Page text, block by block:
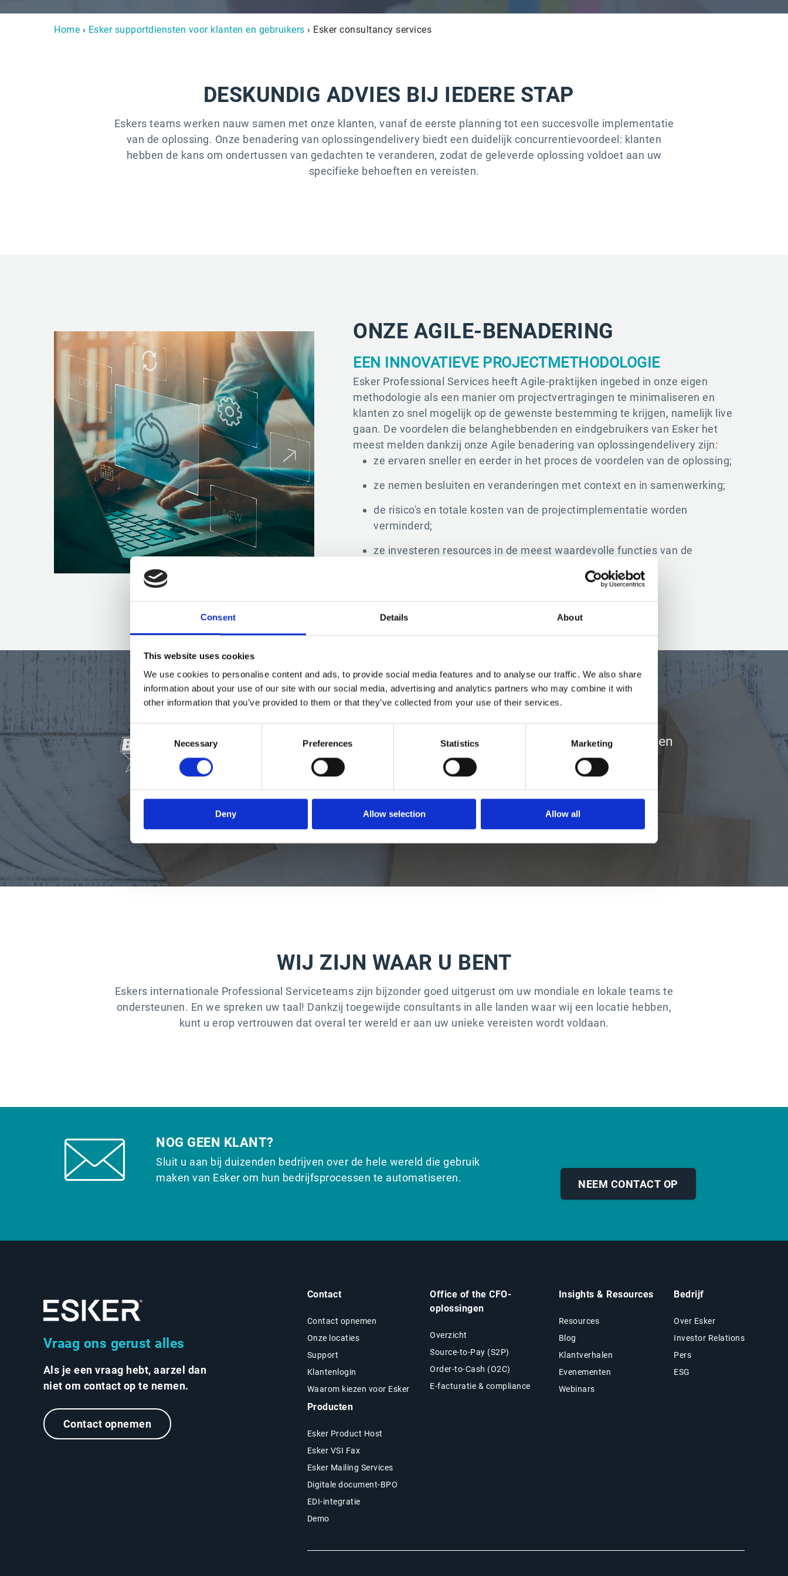
Consent Details About
This website uses cookies
We use cookies to personalise content and ads, to provide social media features and to analyse our traffic. We also share
information about your use of our site with our social media, advertising and analytics partners who may combine it with
other information that you’ve provided to them or that they’ve collected from your use of their services.
Consent
Necessary Preferences Statistics Marketing
Deny Allow selection Allow all
Home › Esker supportdiensten voor klanten en gebruikers › Esker consultancy services
DESKUNDIG ADVIES BIJ IEDERE STAP
Eskers teams werken nauw samen met onze klanten, vanaf de eerste planning tot een succesvolle implementatie
van de oplossing. Onze benadering van oplossingendelivery biedt een duidelijk concurrentievoordeel: klanten
hebben de kans om ondertussen van gedachten te veranderen, zodat de geleverde oplossing voldoet aan uw
specifieke behoeften en vereisten.
ONZE AGILE-BENADERING
EEN INNOVATIEVE PROJECTMETHODOLOGIE
Esker Professional Services heeft Agile-praktijken ingebed in onze eigen
methodologie als een manier om projectvertragingen te minimaliseren en
klanten zo snel mogelijk op de gewenste bestemming te krijgen, namelijk live
gaan. De voordelen die belanghebbenden en eindgebruikers van Esker het
meest melden dankzij onze Agile benadering van oplossingendelivery zijn:
ze ervaren sneller en eerder in het proces de voordelen van de oplossing;
ze nemen besluiten en veranderingen met context en in samenwerking;
de risico's en totale kosten van de projectimplementatie worden
verminderd;
ze investeren resources in de meest waardevolle functies van de
“Ik kan niet genoeg vertellen over Eskers Professional
Serviceteam, we bereikten ROI in slechts drie maanden! Ze leken
te weten waar de valkuilen zaten voordat we er nog maar aan
toe kwamen.”​
Lees het volledige verhaal >
WIJ ZIJN WAAR U BENT
Eskers internationale Professional Serviceteams zijn bijzonder goed uitgerust om uw mondiale en lokale teams te
ondersteunen. En we spreken uw taal! Dankzij toegewijde consultants in alle landen waar wij een locatie hebben,
kunt u erop vertrouwen dat overal ter wereld er aan uw unieke vereisten wordt voldaan.
NOG GEEN KLANT?
Sluit u aan bij duizenden bedrijven over de hele wereld die gebruik
maken van Esker om hun bedrijfsprocessen te automatiseren.
NEEM CONTACT OP
Vraag ons gerust alles
Als je een vraag hebt, aarzel dan
niet om contact op te nemen.
Contact opnemen
Contact
Contact opnemen
Onze locaties
Support
Klantenlogin
Waarom kiezen voor Esker
Office of the CFO-
oplossingen
Overzicht
Source-to-Pay (S2P)
Order-to-Cash (O2C)
E-facturatie & compliance
Insights & Resources
Resources
Blog
Klantverhalen
Evenementen
Webinars
Bedrijf
Over Esker
Investor Relations
Pers
ESG
Producten
Esker Product Host
Esker VSI Fax
Esker Mailing Services
Digitale document-BPO
EDI-integratie
Demo